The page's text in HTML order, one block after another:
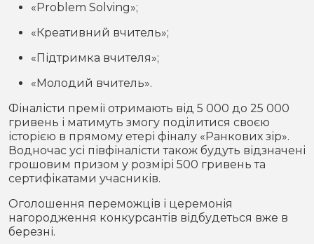
«Problem Solving»;
«Креативний вчитель»;
«Підтримка вчителя»;
«Молодий вчитель».
Фіналісти премії отримають від 5 000 до 25 000
гривень і матимуть змогу поділитися своєю
історією в прямому етері фіналу «Ранкових зір».
Водночас усі півфіналісти також будуть відзначені
грошовим призом у розмірі 500 гривень та
сертифікатами учасників.
Оголошення переможців і церемонія
нагородження конкурсантів відбудеться вже в
березні.